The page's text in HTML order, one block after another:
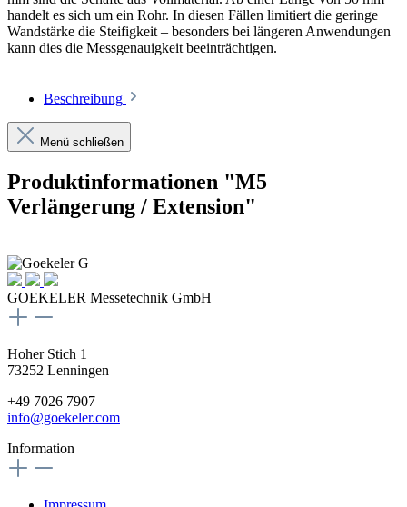
handelt es sich um ein Rohr. In diesen Fällen limitiert die geringe
Wandstärke die Steifigkeit – besonders bei längeren Anwendungen
kann dies die Messgenauigkeit beeinträchtigen.
Beschreibung
Menü schließen
Produktinformationen "M5
Verlängerung / Extension"
GOEKELER Messetechnik GmbH
Hoher Stich 1
73252 Lenningen
+49 7026 7907
info@goekeler.com
Information